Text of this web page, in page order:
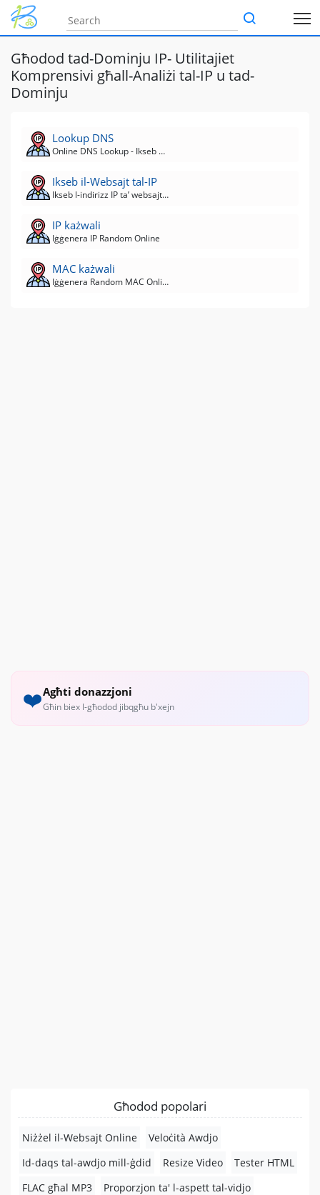
Għodod tad-Dominju IP- Utilitajiet
Komprensivi għall-Analiżi tal-IP u tad-
Dominju
Lookup DNS
Online DNS Lookup - Ikseb DNS tal-Websajt, Dominju, Hostname
Ikseb il-Websajt tal-IP
Ikseb l-indirizz IP ta’ websajt, dominju, isem tal-host
IP każwali
Iġġenera IP Random Online
MAC każwali
Iġġenera Random MAC Online
❤️Agħti donazzjoni
Għin biex l-għodod jibqgħu b'xejn
Għodod popolari
Niżżel il-Websajt Online
Veloċità Awdjo
Id-daqs tal-awdjo mill-ġdid
Resize Video
Tester HTML
FLAC għal MP3
Proporzjon ta' l-aspett tal-vidjo